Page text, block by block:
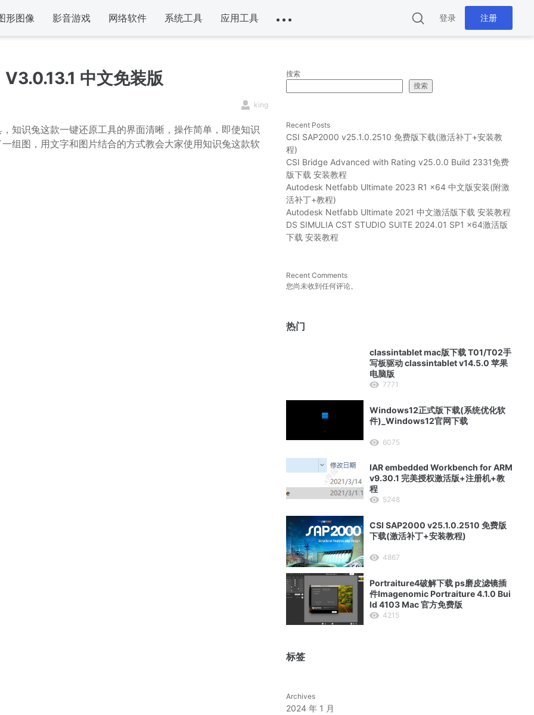
形图像 影音游戏 网络软件 系统工具 应用工具 登录 注册
中文免装版
king
知识兔这款一键还原工具的界面清晰，操作简单，即使知识
组图，用文字和图片结合的方式教会大家使用知识兔这款软
搜索
搜索
Recent Posts
CSI SAP2000 v25.1.0.2510 免费版下载(激活补丁+安装教
程)
CSI Bridge Advanced with Rating v25.0.0 Build 2331免费
版下载 安装教程
Autodesk Netfabb Ultimate 2023 R1 x64 中文版安装(附激
活补丁+教程)
Autodesk Netfabb Ultimate 2021 中文激活版下载 安装教程
DS SIMULIA CST STUDIO SUITE 2024.01 SP1 x64激活版
下载 安装教程
Recent Comments
您尚未收到任何评论。
热门
classintablet mac版下载 T01/T02手
写板驱动 classintablet v14.5.0 苹果
电脑版
7771
Windows12正式版下载(系统优化软
件)_Windows12官网下载
6075
IAR embedded Workbench for ARM
v9.30.1 完美授权激活版+注册机+教
程
5248
CSI SAP2000 v25.1.0.2510 免费版
下载(激活补丁+安装教程)
4867
Portraiture4破解下载 ps磨皮滤镜插
件Imagenomic Portraiture 4.1.0 Bui
ld 4103 Mac 官方免费版
4215
标签
Archives
2024 年 1 月